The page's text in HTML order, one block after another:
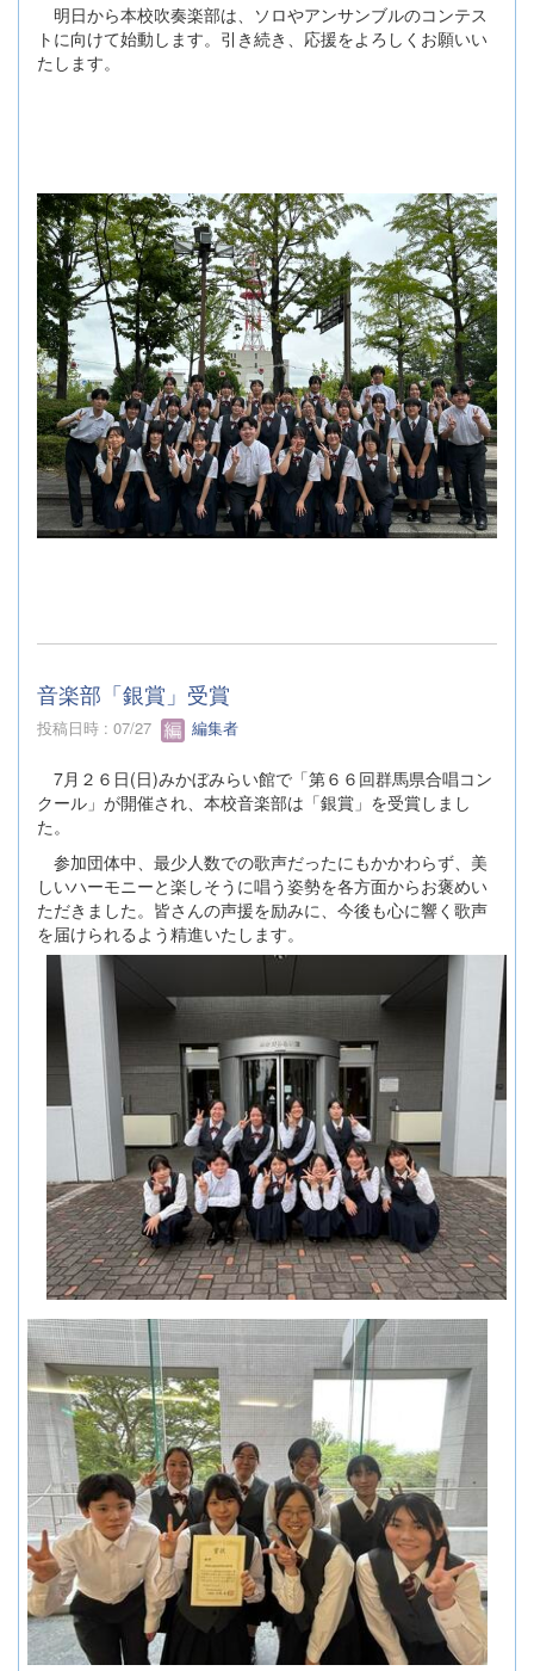
明日から本校吹奏楽部は、ソロやアンサンブルのコンテス
トに向けて始動します。引き続き、応援をよろしくお願いい
たします。
音楽部「銀賞」受賞
投稿日時 : 07/27 編集者
7月２６日(日)みかぼみらい館で「第６６回群馬県合唱コン
クール」が開催され、本校音楽部は「銀賞」を受賞しまし
た。
参加団体中、最少人数での歌声だったにもかかわらず、美
しいハーモニーと楽しそうに唱う姿勢を各方面からお褒めい
ただきました。皆さんの声援を励みに、今後も心に響く歌声
を届けられるよう精進いたします。